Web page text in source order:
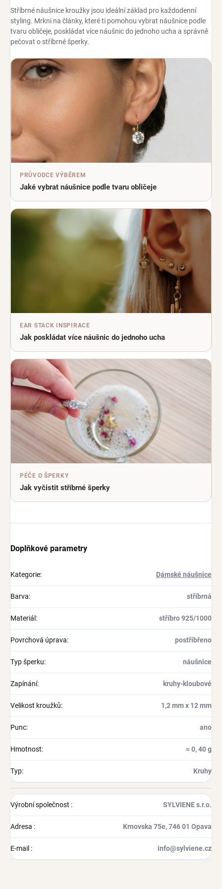
Stříbrné náušnice kroužky jsou ideální základ pro každodenní
styling. Mrkni na články, které ti pomohou vybrat náušnice podle
tvaru obličeje, poskládat více náušnic do jednoho ucha a správně
pečovat o stříbrné šperky.
PRŮVODCE VÝBĚREM
Jaké vybrat náušnice podle tvaru obličeje
EAR STACK INSPIRACE
Jak poskládat více náušnic do jednoho ucha
PÉČE O ŠPERKY
Jak vyčistit stříbrné šperky
Doplňkové parametry
Kategorie: Dámské náušnice
Barva: stříbrná
Materiál : stříbro 925/1000
Povrchová úprava: postříbřeno
Typ šperku: náušnice
Zapínání: kruhy-kloubové
Velikost kroužků: 1,2 mm x 12 mm
Punc: ano
Hmotnost: ≈ 0, 40 g
Typ: Kruhy
Výrobní společnost : SYLVIENE s.r.o.
Adresa : Krnovska 75e, 746 01 Opava
E-mail : info@sylviene.cz